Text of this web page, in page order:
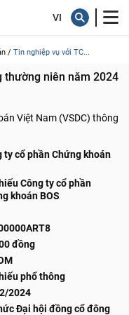
/ Tin nghiệp vụ với TC...
thường niên năm 2024
Việt Nam (VSDC) thông
ty cổ phần Chứng khoán
Công ty cổ phần
khoán BOS
đồng
phổ thông
2024
Đại hội đồng cổ đông